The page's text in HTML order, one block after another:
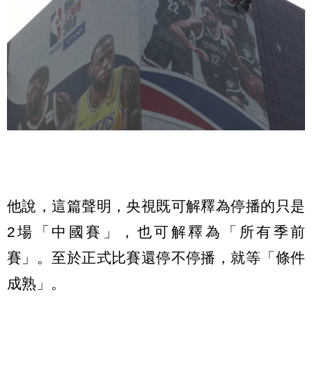
他說，這篇聲明，央視既可解釋為停播的只是
2場「中國賽」，也可解釋為「所有季前
賽」。至於正式比賽還停不停播，就等「條件
成熟」。